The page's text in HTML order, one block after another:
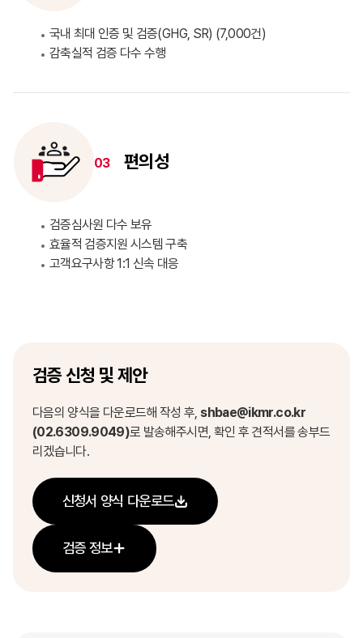
국내 최대 인증 및 검증(GHG, SR) (7,000건)
감축실적 검증 다수 수행
03 편의성
검증심사원 다수 보유
효율적 검증지원 시스템 구축
고객요구사항 1:1 신속 대응
검증 신청 및 제안
다음의 양식을 다운로드해 작성 후,shbae@ikmr.co.kr
(02.6309.9049)로 발송해주시면, 확인 후 견적서를 송부드
리겠습니다.
신청서 양식 다운로드
검증 정보